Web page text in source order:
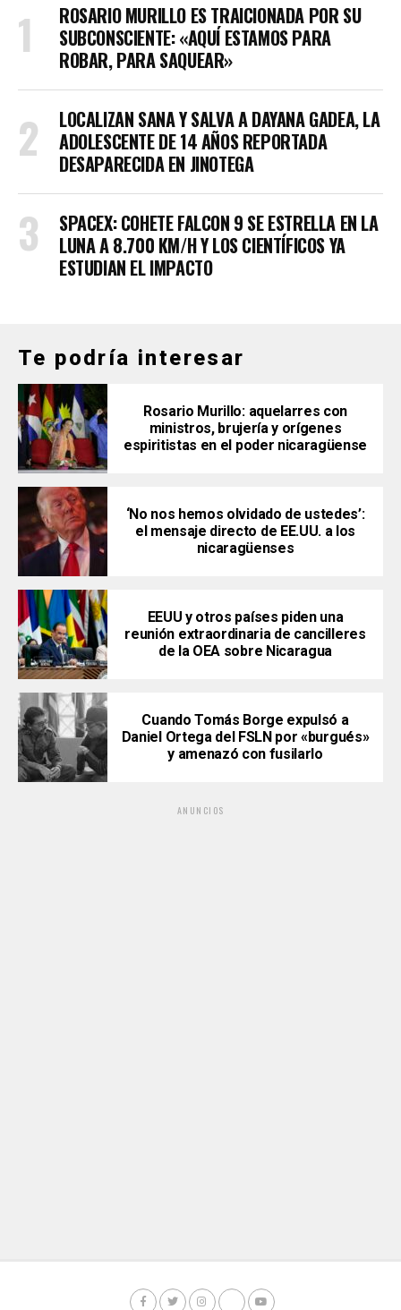
ROSARIO MURILLO ES TRAICIONADA POR SU
SUBCONSCIENTE: «AQUÍ ESTAMOS PARA
ROBAR, PARA SAQUEAR»
LOCALIZAN SANA Y SALVA A DAYANA GADEA, LA
ADOLESCENTE DE 14 AÑOS REPORTADA
DESAPARECIDA EN JINOTEGA
SPACEX: COHETE FALCON 9 SE ESTRELLA EN LA
LUNA A 8.700 KM/H Y LOS CIENTÍFICOS YA
ESTUDIAN EL IMPACTO
Te podría interesar
Rosario Murillo: aquelarres con
ministros, brujería y orígenes
espiritistas en el poder nicaragüense
‘No nos hemos olvidado de ustedes’:
el mensaje directo de EE.UU. a los
nicaragüenses
EEUU y otros países piden una
reunión extraordinaria de cancilleres
de la OEA sobre Nicaragua
Cuando Tomás Borge expulsó a
Daniel Ortega del FSLN por «burgués»
y amenazó con fusilarlo
ANUNCIOS